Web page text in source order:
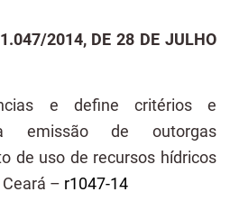
2014, DE 28 DE JULHO
e define critérios e
emissão de outorgas
de uso de recursos hídricos
– r1047-14